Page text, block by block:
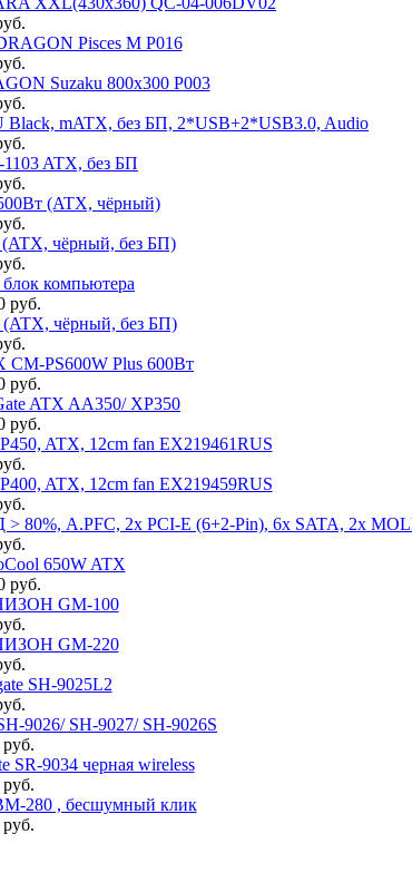
Pisces M P016
Suzaku 800x300 P003
Black, mATX, без БП, 2*USB+2*USB3.0, Audio
ATX, без БП
(ATX, чёрный)
чёрный, без БП)
компьютера
руб.
чёрный, без БП)
CM-PS600W Plus 600Вт
руб.
ATX AA350/ XP350
руб.
ATX, 12cm fan EX219461RUS
ATX, 12cm fan EX219459RUS
A.PFC, 2x PCI-E (6+2-Pin), 6x SATA, 2x
650W ATX
руб.
GM-100
GM-220
SH-9025L2
9026/ SH-9027/ SH-9026S
SR-9034 черная wireless
280 , бесшумный клик